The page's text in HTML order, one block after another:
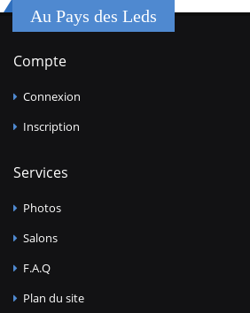
Au Pays des Leds
Compte
Connexion
Inscription
Services
Photos
Salons
F.A.Q
Plan du site